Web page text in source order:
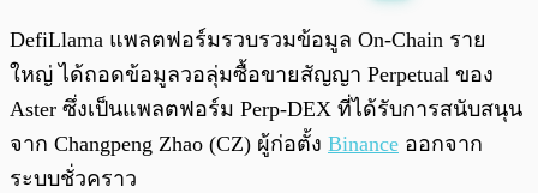
DefiLlama แพลตฟอร์มรวบรวมข้อมูล On-Chain ราย
ใหญ่ ได้ถอดข้อมูลวอลุ่มซื้อขายสัญญา Perpetual ของ
Aster ซึ่งเป็นแพลตฟอร์ม Perp-DEX ที่ได้รับการสนับสนุน
จาก Changpeng Zhao (CZ) ผู้ก่อตั้ง Binance ออกจาก
ระบบชั่วคราว